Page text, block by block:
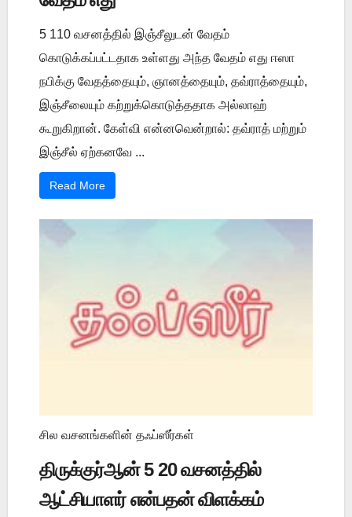
5 110 வசனத்தில் இஞ்சீலுடன் வேதம்
கொடுக்கப்பட்டதாக உள்ளது அந்த வேதம் எது ஈஸா
நபிக்கு வேதத்தையும், ஞானத்தையும், தவ்ராத்தையும்,
இஞ்சீலையும் கற்றுக்கொடுத்ததாக அல்லாஹ்
கூறுகிறான். கேள்வி என்னவென்றால்: தவ்ராத் மற்றும்
இஞ்சீல் ஏற்கனவே ...
Read More
சில வசனங்களின் தஃப்ஸீர்கள்
திருக்குர்ஆன் 5 20 வசனத்தில்
ஆட்சியாளர் என்பதன் விளக்கம்